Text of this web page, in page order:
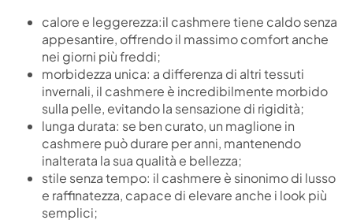
calore e leggerezza:il cashmere tiene caldo senza
appesantire, offrendo il massimo comfort anche
nei giorni più freddi;
morbidezza unica: a differenza di altri tessuti
invernali, il cashmere è incredibilmente morbido
sulla pelle, evitando la sensazione di rigidità;
lunga durata: se ben curato, un maglione in
cashmere può durare per anni, mantenendo
inalterata la sua qualità e bellezza;
stile senza tempo: il cashmere è sinonimo di lusso
e raffinatezza, capace di elevare anche i look più
semplici;